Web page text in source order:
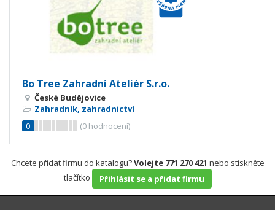
Bo Tree Zahradní Ateliér S.r.o.
České Budějovice
Zahradník, zahradnictví
0
(0 hodnocení)
Chcete přidat firmu do katalogu?Volejte 771 270 421 nebo stiskněte
tlačítko
Přihlásit se a přidat firmu